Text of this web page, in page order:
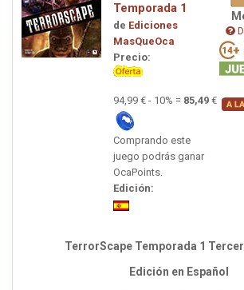
Temporada 1
de Ediciones
MasQueOca
Precio:
94,99 € - 10% = 85,49 €
Comprando este
juego podrás ganar
OcaPoints.
Edición:
TerrorScape Temporada 1
Edición en Español